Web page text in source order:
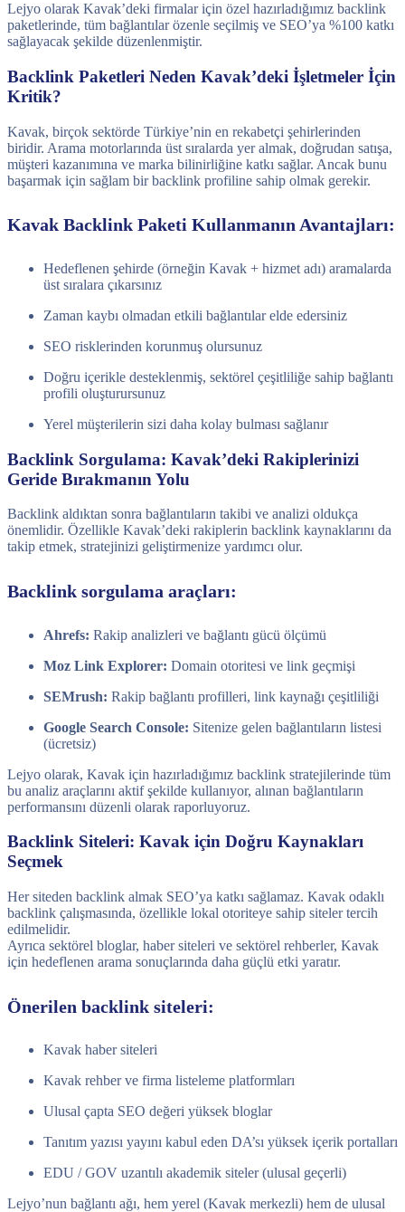
Lejyo olarak Kavak’deki firmalar için özel hazırladığımız backlink
paketlerinde, tüm bağlantılar özenle seçilmiş ve SEO’ya %100 katkı
sağlayacak şekilde düzenlenmiştir.
Backlink Paketleri Neden Kavak’deki İşletmeler İçin
Kritik?
Kavak, birçok sektörde Türkiye’nin en rekabetçi şehirlerinden
biridir. Arama motorlarında üst sıralarda yer almak, doğrudan satışa,
müşteri kazanımına ve marka bilinirliğine katkı sağlar. Ancak bunu
başarmak için sağlam bir backlink profiline sahip olmak gerekir.
Kavak Backlink Paketi Kullanmanın Avantajları:
Hedeflenen şehirde (örneğin Kavak + hizmet adı) aramalarda
üst sıralara çıkarsınız
Zaman kaybı olmadan etkili bağlantılar elde edersiniz
SEO risklerinden korunmuş olursunuz
Doğru içerikle desteklenmiş, sektörel çeşitliliğe sahip bağlantı
profili oluşturursunuz
Yerel müşterilerin sizi daha kolay bulması sağlanır
Backlink Sorgulama: Kavak’deki Rakiplerinizi
Geride Bırakmanın Yolu
Backlink aldıktan sonra bağlantıların takibi ve analizi oldukça
önemlidir. Özellikle Kavak’deki rakiplerin backlink kaynaklarını da
takip etmek, stratejinizi geliştirmenize yardımcı olur.
Backlink sorgulama araçları:
Ahrefs: Rakip analizleri ve bağlantı gücü ölçümü
Moz Link Explorer: Domain otoritesi ve link geçmişi
SEMrush: Rakip bağlantı profilleri, link kaynağı çeşitliliği
Google Search Console: Sitenize gelen bağlantıların listesi
(ücretsiz)
Lejyo olarak, Kavak için hazırladığımız backlink stratejilerinde tüm
bu analiz araçlarını aktif şekilde kullanıyor, alınan bağlantıların
performansını düzenli olarak raporluyoruz.
Backlink Siteleri: Kavak için Doğru Kaynakları
Seçmek
Her siteden backlink almak SEO’ya katkı sağlamaz. Kavak odaklı
backlink çalışmasında, özellikle lokal otoriteye sahip siteler tercih
edilmelidir.
Ayrıca sektörel bloglar, haber siteleri ve sektörel rehberler, Kavak
için hedeflenen arama sonuçlarında daha güçlü etki yaratır.
Önerilen backlink siteleri:
Kavak haber siteleri
Kavak rehber ve firma listeleme platformları
Ulusal çapta SEO değeri yüksek bloglar
Tanıtım yazısı yayını kabul eden DA’sı yüksek içerik portalları
EDU / GOV uzantılı akademik siteler (ulusal geçerli)
Lejyo’nun bağlantı ağı, hem yerel (Kavak merkezli) hem de ulusal